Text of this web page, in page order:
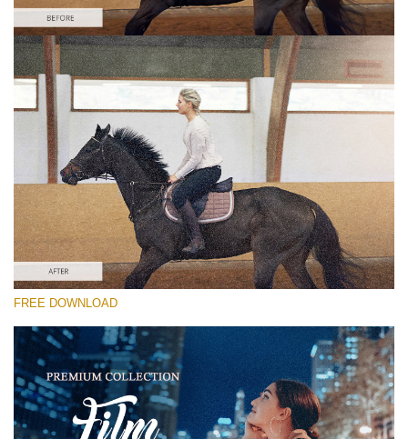
Prosím vyberte
Free Video Overlay #6
Film Grain
Stažení zdarma
FREE DOWNLOAD